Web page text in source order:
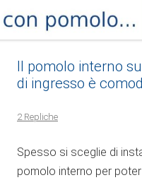
Il pomolo interno
di ingresso è
2 Repliche
Spesso si sceglie di
pomolo interno per